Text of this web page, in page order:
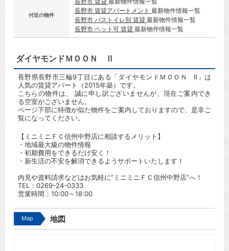
付近の物件
長野市 賃貸アパートメント 最新物件情報一覧
長野市 バストイレ別 賃貸 最新物件情報一覧
長野市 ペット可 賃貸 最新物件情報一覧
ダイヤモンドＭＯＯＮ Ⅱ
長野県長野市三輪9丁目にある「ダイヤモンドＭＯＯＮ Ⅱ」は
人気の賃貸アパート（2015年築）です。
こちらの物件は、 誠に申し訳ございませんが、現在ご案内でき
る空室がございません。
ページ下部に特徴が似た物件をご案内しておりますので、是非ご
覧になってください。
【ミニミニＦＣ信州中野店に相談するメリット】
・地域最大級の物件情報
・初期費用をできるだけ安く！
・新生活の不安を解消できるようサポートいたします！
内見や資料請求などはお気軽に”ミニミニＦＣ信州中野店”へ！
TEL： 0269-24-0333
営業時間：10:00～18:00
Map 地図